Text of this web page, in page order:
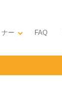
ナー FAQ